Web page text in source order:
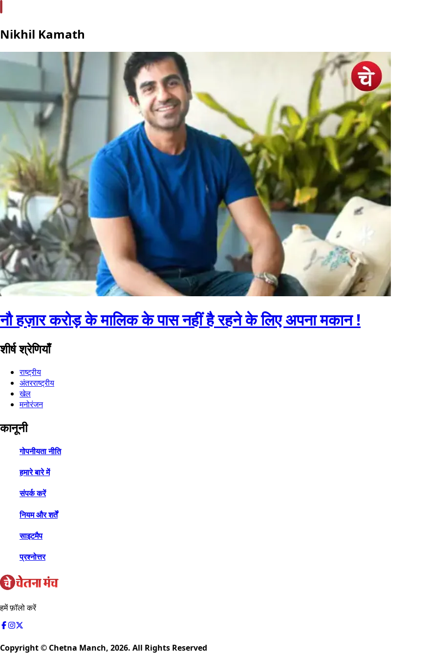
Nikhil Kamath
नौ हज़ार करोड़ के मालिक के पास नहीं है रहने के लिए अपना मकान !
शीर्ष श्रेणियाँ
राष्ट्रीय
अंतरराष्ट्रीय
खेल
मनोरंजन
कानूनी
गोपनीयता नीति
हमारे बारे में
संपर्क करें
नियम और शर्तें
साइटमैप
प्रश्नोत्तर
हमें फ़ॉलो करें
Copyright © Chetna Manch, 2026. All Rights Reserved